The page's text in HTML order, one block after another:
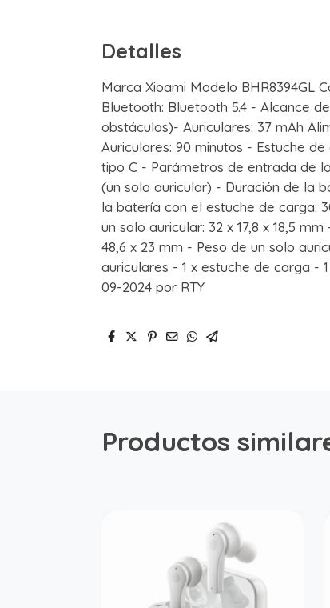
Detalles
Marca Xioami Modelo BHR8394GL
Bluetooth: Bluetooth 5.4 - Alcance
obstáculos)- Auriculares: 37 mAh
Auriculares: 90 minutos - Estuche
tipo C - Parámetros de entrada de
(un solo auricular) - Duración de la
la batería con el estuche de carga:
un solo auricular: 32 x 17,8 x 18,5
48,6 x 23 mm - Peso de un solo
auriculares - 1 x estuche de carga -
09-2024 por RTY
Productos